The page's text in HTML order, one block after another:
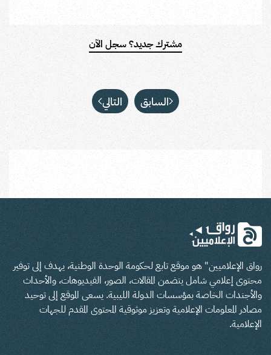
مشترك جديد؟ سجل الآن
السابق التالي
رواق الإعلاميين" هو موقع تابع لحكومة الوحدة الوطنية، يهدف إلى توفير
محتوى إعلامي شامل يتضمن المقالات، الصور، الفيديوهات، والأحداث
والأجندات الخاصة بمؤسسات الدولة الليبية. يسعى الموقع إلى توحيد
مصادر المعلومات الإعلامية وتعزيز موثوقية المحتوى المقدم للجهات
الإعلامية.